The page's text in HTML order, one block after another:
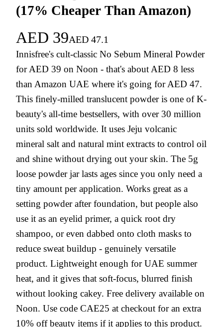
(17% Cheaper Than Amazon)
AED 39AED 47.1
Innisfree's cult-classic No Sebum Mineral Powder
for AED 39 on Noon - that's about AED 8 less
than Amazon UAE where it's going for AED 47.
This finely-milled translucent powder is one of K-
beauty's all-time bestsellers, with over 30 million
units sold worldwide. It uses Jeju volcanic
mineral salt and natural mint extracts to control oil
and shine without drying out your skin. The 5g
loose powder jar lasts ages since you only need a
tiny amount per application. Works great as a
setting powder after foundation, but people also
use it as an eyelid primer, a quick root dry
shampoo, or even dabbed onto cloth masks to
reduce sweat buildup - genuinely versatile
product. Lightweight enough for UAE summer
heat, and it gives that soft-focus, blurred finish
without looking cakey. Free delivery available on
Noon. Use code CAE25 at checkout for an extra
10% off beauty items if it applies to this product.